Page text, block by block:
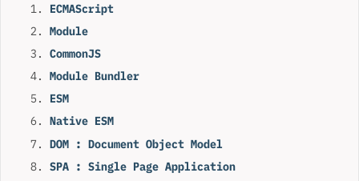
ECMAScript
Module
CommonJS
Module Bundler
ESM
Native ESM
DOM : Document Object Model
SPA : Single Page Application